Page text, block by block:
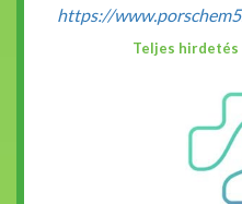
https://
Teljes hirdetés